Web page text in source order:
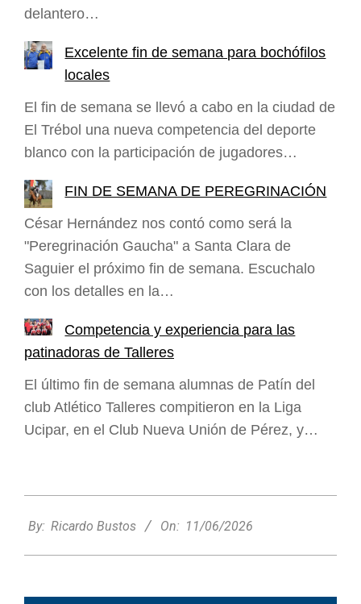
delantero…
Excelente fin de semana para bochófilos
locales
El fin de semana se llevó a cabo en la ciudad de
El Trébol una nueva competencia del deporte
blanco con la participación de jugadores…
FIN DE SEMANA DE PEREGRINACIÓN
César Hernández nos contó como será la
"Peregrinación Gaucha" a Santa Clara de
Saguier el próximo fin de semana. Escuchalo
con los detalles en la…
Competencia y experiencia para las
patinadoras de Talleres
El último fin de semana alumnas de Patín del
club Atlético Talleres compitieron en la Liga
Ucipar, en el Club Nueva Unión de Pérez, y…
06-
By: Ricardo Bustos On: 11/06/2026